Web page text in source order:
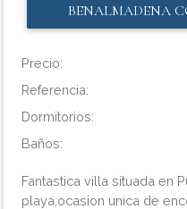
BENALMADENA
Precio:
Referencia:
Dormitorios:
Baños:
Fantastica villa situada en
playa,ocasion unica de